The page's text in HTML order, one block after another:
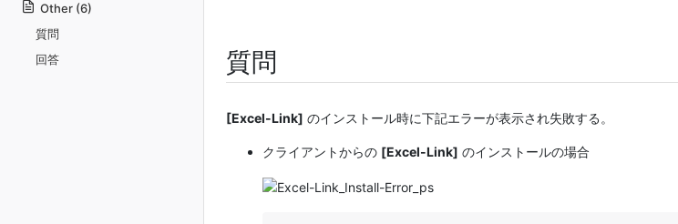
質問
[Excel-Link] のインストール時に下記エラーが表示され失敗する。
クライアントからの [Excel-Link] のインストールの場合
Other (6)
質問
回答